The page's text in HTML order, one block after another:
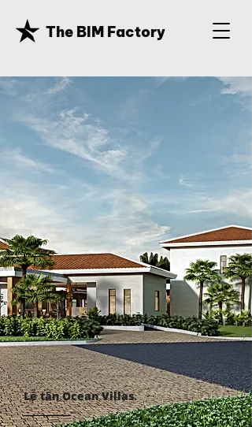
The BIM Factory
Lễ tân Ocean Villas.